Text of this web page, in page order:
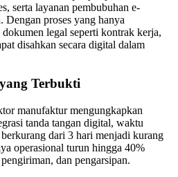
serta layanan pembubuhan e-
proses yang hanya
legal seperti kontrak kerja,
disahkan secara digital dalam
Terbukti
manufaktur mengungkapkan
tanda tangan digital, waktu
dari 3 hari menjadi kurang
operasional turun hingga 40%
dan pengarsipan.